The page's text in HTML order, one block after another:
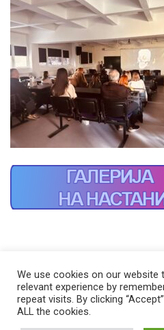
© 2026 Стоматолошки факултет –
We use cookies on our website
relevant experience by
repeat visits. By clicking
ALL the cookies.